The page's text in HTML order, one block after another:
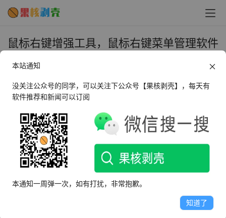
鼠标右键增强工具，鼠标右键菜单管理软件
2023年5月4日 上午11:16 微信推文
文章来自于果核剥壳公众号首发：
https://mp.weixin.qq.com/s/DuUNXHPVW3g8O5WjvD4
c2A
大家都知道在操作电脑的时候，右键的使用频率非常高，软
件常用功能也会集成在这里，许多不怀好意的软件也想尽可
能霸占这个区域，增加用户打开软件概率，在有的使用较久
的电脑上右键打开一看，密密麻麻的重复功能看得人头皮发
本站通知
没关注公众号的同学，可以关注下公众号【果核剥壳】，每天有
软件推荐和新闻可以订阅
本通知一周弹一次，如有打扰，非常抱歉。
知道了